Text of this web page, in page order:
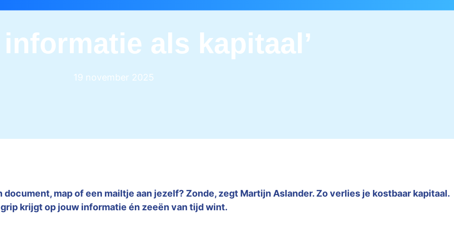
informatie als kapitaal’
19 november 2025
map of een mailtje aan jezelf? Zonde, zegt Martijn Aslander. Zo verlies je kostbaar kapitaal.
krijgt op jouw informatie én zeeën van tijd wint.